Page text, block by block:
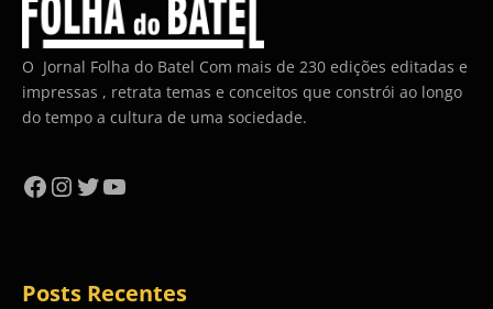
O Jornal Folha do Batel Com mais de 230 edições editadas e
impressas , retrata temas e conceitos que constrói ao longo
do tempo a cultura de uma sociedade.
Facebook
Instagram
Twitter
YouTube
Posts Recentes